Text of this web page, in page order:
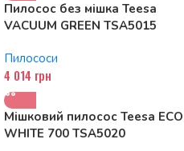
Пилосос без мішка Teesa
VACUUM GREEN TSA5015
Пилососи
4 014 грн
Мішковий пилосос Teesa ECO
WHITE 700 TSA5020